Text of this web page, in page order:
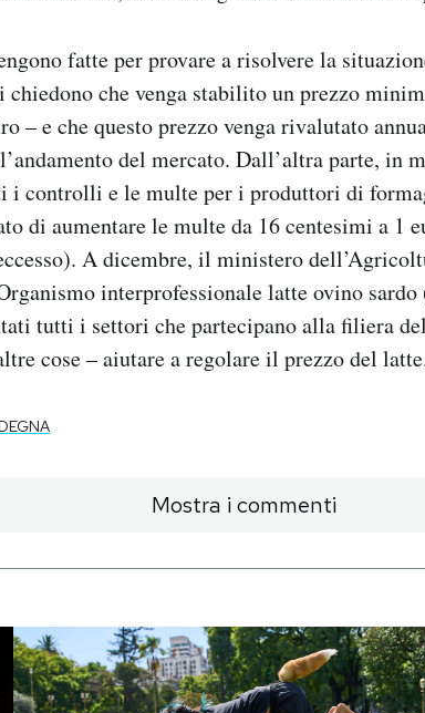
fatte per provare a risolvere la
che venga stabilito un prezzo
– e che questo prezzo venga rivalutato
del mercato. Dall’altra parte, in
i controlli e le multe per i produttori di
di aumentare le multe da 16 centesimi a 1
A dicembre, il ministero
interprofessionale latte ovino
tutti i settori che partecipano alla filiera
cose – aiutare a regolare il prezzo del
Mostra i commenti